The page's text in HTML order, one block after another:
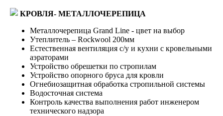
КРОВЛЯ- МЕТАЛЛОЧЕРЕПИЦА
Металлочерепица Grand Line - цвет на выбор
Утеплитель – Rockwool 200мм
Естественная вентиляция с/у и кухни с кровельными
аэраторами
Устройство обрешетки по стропилам
Устройство опорного бруса для кровли
Огнебиозащитная обработка стропильной системы
Водосточная система
Контроль качества выполнения работ инженером
технического надзора